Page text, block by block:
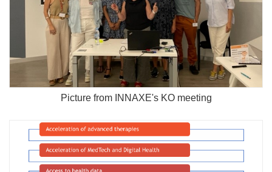
Picture from INNAXE's KO meeting